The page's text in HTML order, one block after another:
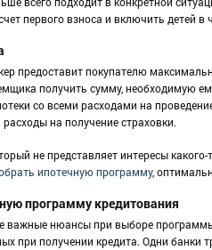
первого взноса и включить детей в
предоставит покупателю
получить сумму, необходимую
со всеми расходами на
расходы на получение страховки.
не представляет интересы
ипотечную программу,
программу кредитования
важные нюансы при выборе
при получении кредита. Одни банки